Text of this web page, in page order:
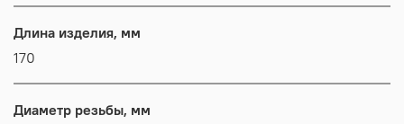
Длина изделия, мм
170
Диаметр резьбы, мм